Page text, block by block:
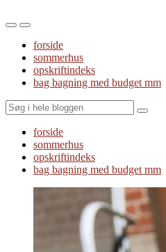
Toggle
mobile
menu
Toggle
the
search
field
forside
sommerhus
opskriftindeks
bag bagning med budget mm
Search
forside
sommerhus
opskriftindeks
bag bagning med budget mm